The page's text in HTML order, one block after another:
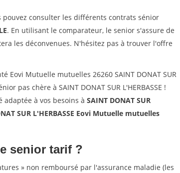
consulter les différents contrats sénior
. En utilisant le comparateur, le senior s'assure de
les déconvenues. N'hésitez pas à trouver l'offre
Eovi Mutuelle mutuelles 26260 SAINT DONAT SUR
pas chère à SAINT DONAT SUR L'HERBASSE !
à vos besoins à SAINT DONAT SUR
SUR L'HERBASSE Eovi Mutuelle mutuelles
senior tarif ?
» non remboursé par l'assurance maladie (les